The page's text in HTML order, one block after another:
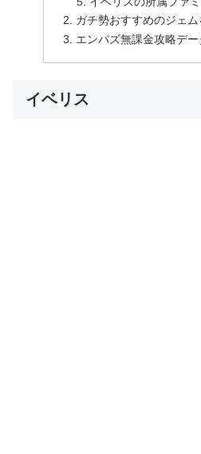
ガチ勢おすすめのジェ
エンパズ無課金攻略デー
イベリス